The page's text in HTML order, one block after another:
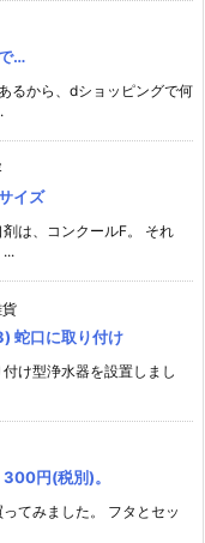
…
るから、dショッピングで何
イズ
は、コンクールF。 それ
...
蛇口に取り付け
け型浄水器を設置しまし
円(税別)。
てみました。 フタとセッ